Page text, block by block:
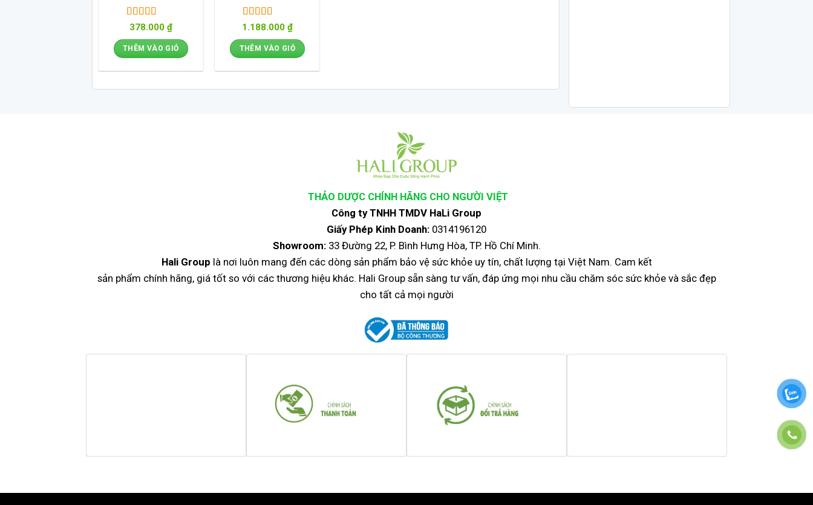
Được xếp
5 sao
378.000 ₫
THÊM VÀO GIỎ
Được xếp
5 sao
1.188.000 ₫
THÊM VÀO GIỎ
THẢO DƯỢC CHÍNH HÃNG CHO NGƯỜI VIỆT
Công ty TNHH TMDV HaLi Group
Giấy Phép Kinh Doanh: 0314196120
Showroom:33 Đường 22, P. Bình Hưng Hòa, TP. Hồ Chí Minh.
Hali Group là nơi luôn mang đến các dòng sản phẩm bảo vệ sức khỏe uy tín, chất lượng tại Việt Nam. Cam kết
sản phẩm chính hãng, giá tốt so với các thương hiệu khác. Hali Group sẵn sàng tư vấn, đáp ứng mọi nhu cầu chăm sóc sức khỏe và sắc đẹp
cho tất cả mọi người